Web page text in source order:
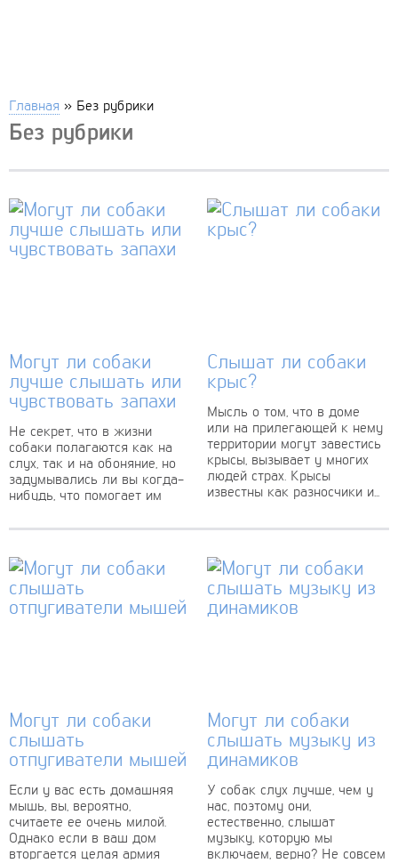
Главная » Без рубрики
Без рубрики
Могут ли собаки
лучше слышать или
чувствовать запахи
Не секрет, что в жизни
собаки полагаются как на
слух, так и на обоняние, но
задумывались ли вы когда-
нибудь, что помогает им
Слышат ли собаки
крыс?
Мысль о том, что в доме
или на прилегающей к нему
территории могут завестись
крысы, вызывает у многих
людей страх. Крысы
известны как разносчики и...
Могут ли собаки
слышать
отпугиватели мышей
Если у вас есть домашняя
мышь, вы, вероятно,
считаете ее очень милой.
Однако если в ваш дом
вторгается целая армия
Могут ли собаки
слышать музыку из
динамиков
У собак слух лучше, чем у
нас, поэтому они,
естественно, слышат
музыку, которую мы
включаем, верно? Не совсем